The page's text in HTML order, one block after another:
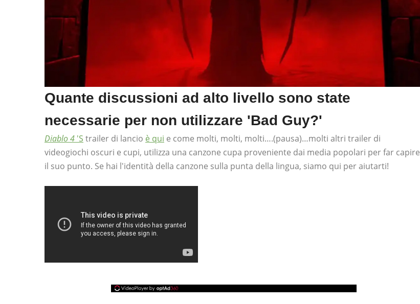
Quante discussioni ad alto livello sono state
necessarie per non utilizzare 'Bad Guy?'
Diablo 4 'S trailer di lancio è qui e come molti, molti, molti….(pausa)…molti altri trailer di
videogiochi oscuri e cupi, utilizza una canzone cupa proveniente dai media popolari per far capire
il suo punto. Se hai l'identità della canzone sulla punta della lingua, siamo qui per aiutarti!